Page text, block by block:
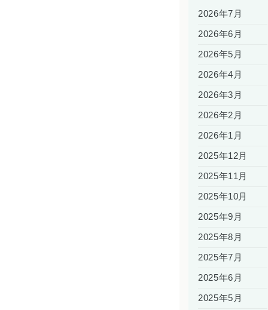
2026年7月
2026年6月
2026年5月
2026年4月
2026年3月
2026年2月
2026年1月
2025年12月
2025年11月
2025年10月
2025年9月
2025年8月
2025年7月
2025年6月
2025年5月